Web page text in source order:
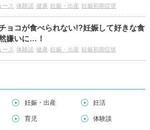
ース 体験談 健康 妊娠・出産 妊娠初期症状
ョコが食べられない!?妊娠して好きな食
嫌いに…！
ース 体験談 健康 妊娠・出産 妊娠初期症状
妊娠・出産 妊活
育児 体験談